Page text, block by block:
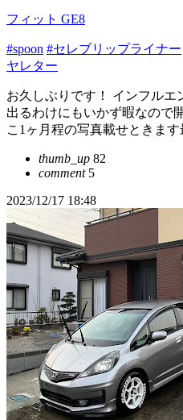
フィット GE8
#spoon #セレブリップライナー
ヤレター
お久しぶりです！ インフルエ
出るわけにもいかず暇なので
こ1ヶ月程の写真載せときま
thumb_up 82
comment5
2023/12/17 18:48